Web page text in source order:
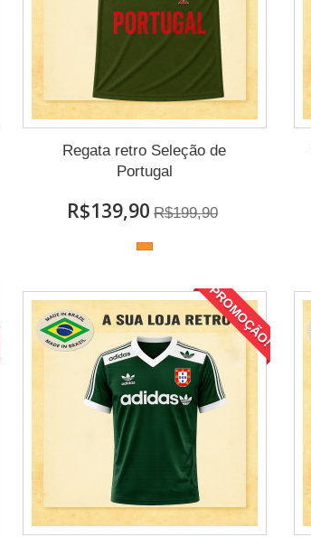
Regata retro Seleção de
Portugal
R$139,90 R$199,90
PROMOÇÃO!